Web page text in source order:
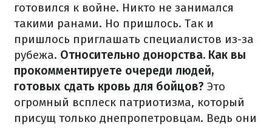
готовился к войне. Никто не занимался
такими ранами. Но пришлось. Так и
пришлось приглашать специалистов из-за
рубежа. Относительно донорства. Как вы
прокомментируете очереди людей,
готовых сдать кровь для бойцов? Это
огромный всплеск патриотизма, который
присущ только днепропетровцам. Ведь они